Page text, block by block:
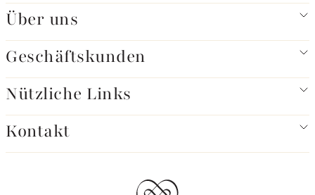
Über uns
Geschäftskunden
Nützliche Links
Kontakt